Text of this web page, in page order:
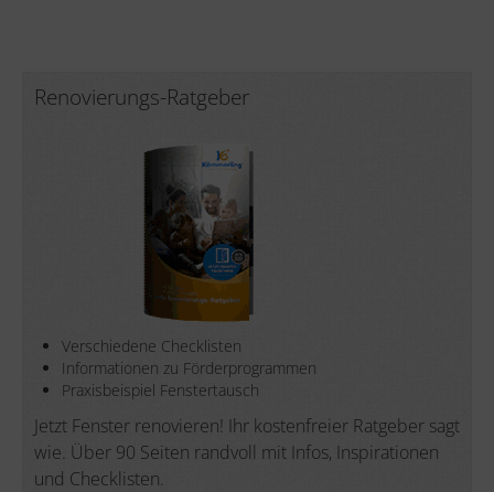
Renovierungs-Ratgeber
Verschiedene Checklisten
Informationen zu Förderprogrammen
Praxisbeispiel Fenstertausch
Jetzt Fenster renovieren! Ihr kostenfreier Ratgeber sagt
wie. Über 90 Seiten randvoll mit Infos, Inspirationen
und Checklisten.